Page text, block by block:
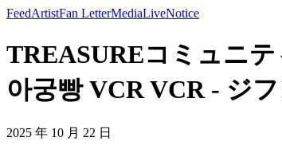
FeedArtistFan LetterMediaLiveNotice
TREASUREコミュニ
아궁빵 VCR VCR - ジ
2025 年 10 月 22 日